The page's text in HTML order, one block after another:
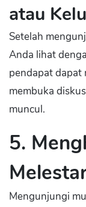
atau
Setelah
Anda lihat
pendapat dapat
membuka
muncul.
5.
Mengunjungi